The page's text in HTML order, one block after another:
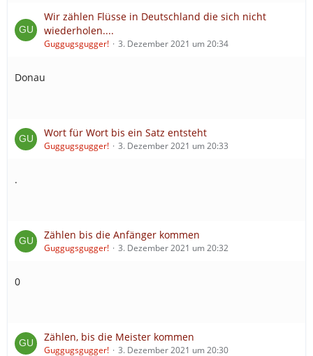
Wir zählen Flüsse in Deutschland die sich nicht
wiederholen....
Guggugsgugger! 3. Dezember 2021 um 20:34
Donau
Wort für Wort bis ein Satz entsteht
Guggugsgugger! 3. Dezember 2021 um 20:33
.
Zählen bis die Anfänger kommen
Guggugsgugger! 3. Dezember 2021 um 20:32
0
Zählen, bis die Meister kommen
Guggugsgugger! 3. Dezember 2021 um 20:30